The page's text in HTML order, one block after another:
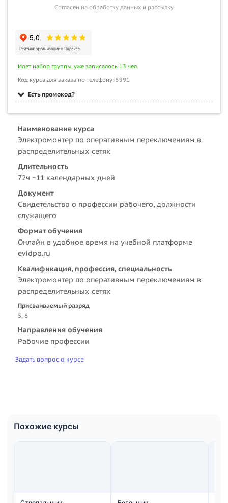
Согласен на обработку данных и рассылку
Идет набор группы, уже записалось 13 чел.
Код курса для заказа по телефону: 5991
Есть промокод?
Наименование курса
Электромонтер по оперативным переключениям в
распределительных сетях
Длительность
72ч ~11 календарных дней
Документ
Свидетельство о профессии рабочего, должности
служащего
Формат обучения
Онлайн в удобное время на учебной платформе
evidpo.ru
Квалификация, профессия, специальность
Электромонтер по оперативным переключениям в
распределительных сетях
Присваиваемый разряд
5, 6
Направления обучения
Рабочие профессии
Задать вопрос о курсе
Похожие курсы